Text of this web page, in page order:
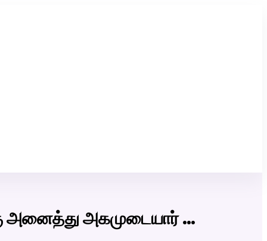
அனைத்து அகமுடையார் …